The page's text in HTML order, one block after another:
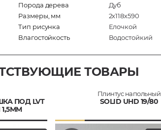
Порода дерева
Дуб
Размеры, мм
2х118х590
Тип рисунка
Елочкой
Влагостойкость
Водостойкий
ТОВАРЫ
ПОД LVT
Плинтус напольный
SOLID UHD 19/80